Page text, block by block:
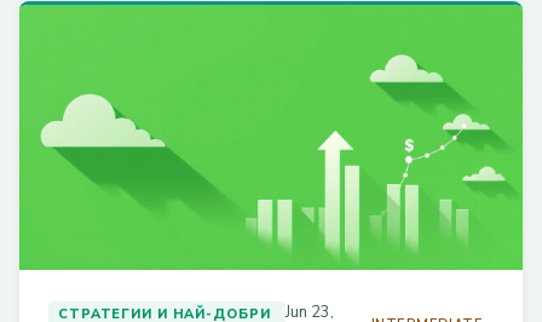
СТРАТЕГИИ И НАЙ-ДОБРИ
Jun 23,